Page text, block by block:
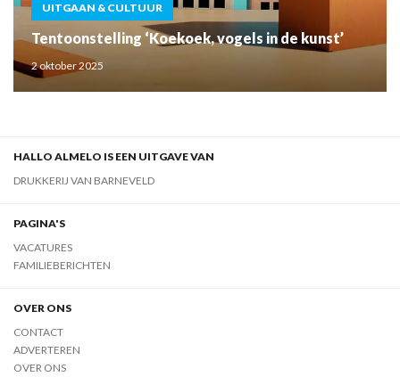
UITGAAN & CULTUUR
Tentoonstelling ‘Koekoek, vogels in de kunst’
2 oktober 2025
HALLO ALMELO IS EEN UITGAVE VAN
DRUKKERIJ VAN BARNEVELD
PAGINA'S
VACATURES
FAMILIEBERICHTEN
OVER ONS
CONTACT
ADVERTEREN
OVER ONS